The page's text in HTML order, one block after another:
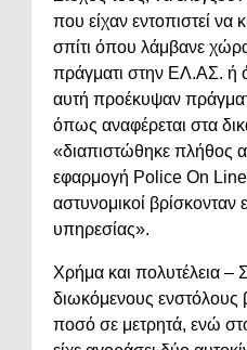
που είχαν εντοπιστεί να
σπίτι όπου λάμβανε
πράγματι στην ΕΛ.ΑΣ. ή
αυτή προέκυψαν
όπως αναφέρεται στα
«διαπιστώθηκε πλήθος
εφαρμογή Police On
αστυνομικοί βρίσκονταν
υπηρεσίας».
Χρήμα και πολυτέλεια –
διωκόμενους ενστόλους
ποσό σε μετρητά, ενώ